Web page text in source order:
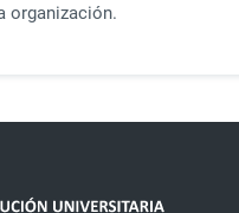
organización.